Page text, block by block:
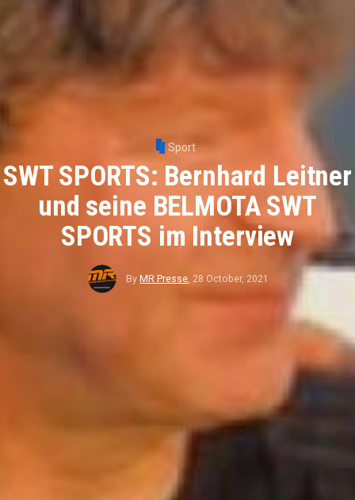
Sport
SWT SPORTS: Bernhard Leitner
und seine BELMOTA SWT
SPORTS im Interview
ByMR Presse 28 October, 2021